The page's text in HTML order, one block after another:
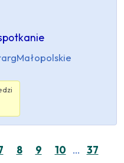
Małopolskie
8 9 10 …
37